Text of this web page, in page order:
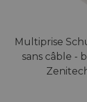
Multiprise
sans câble -